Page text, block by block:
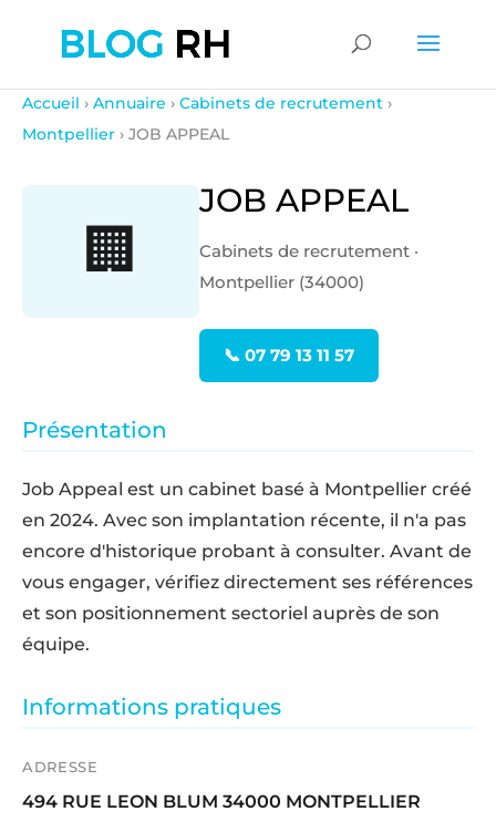
Accueil › Annuaire › Cabinets de recrutement ›
Montpellier › JOB APPEAL
🏢
JOB APPEAL
Cabinets de recrutement ·
Montpellier (34000)
📞 07 79 13 11 57
Présentation
Job Appeal est un cabinet basé à Montpellier créé
en 2024. Avec son implantation récente, il n'a pas
encore d'historique probant à consulter. Avant de
vous engager, vérifiez directement ses références
et son positionnement sectoriel auprès de son
équipe.
Informations pratiques
ADRESSE
494 RUE LEON BLUM 34000 MONTPELLIER